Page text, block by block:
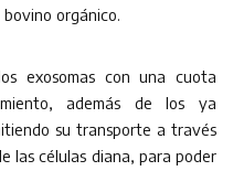
orgánico.
exosomas con una cuota
además de los ya
su transporte a través
las células diana, para poder